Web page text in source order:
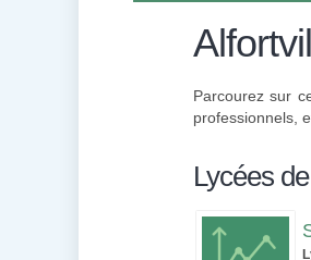
Parcourez sur
professionnels,
Lycées